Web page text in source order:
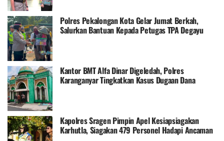
Polres Pekalongan Kota Gelar Jumat Berkah,
Salurkan Bantuan Kepada Petugas TPA Degayu
Kantor BMT Alfa Dinar Digeledah, Polres
Karanganyar Tingkatkan Kasus Dugaan Dana
Nasabah Macet Naik ke Penyidikan
Kapolres Sragen Pimpin Apel Kesiapsiagakan
Karhutla, Siagakan 479 Personel Hadapi Ancaman